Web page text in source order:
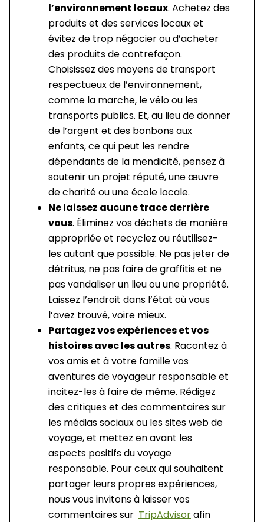
l’environnement locaux. Achetez des
produits et des services locaux et
évitez de trop négocier ou d’acheter
des produits de contrefaçon.
Choisissez des moyens de transport
respectueux de l’environnement,
comme la marche, le vélo ou les
transports publics. Et, au lieu de donner
de l’argent et des bonbons aux
enfants, ce qui peut les rendre
dépendants de la mendicité, pensez à
soutenir un projet réputé, une œuvre
de charité ou une école locale.
Ne laissez aucune trace derrière
vous. Éliminez vos déchets de manière
appropriée et recyclez ou réutilisez-
les autant que possible. Ne pas jeter de
détritus, ne pas faire de graffitis et ne
pas vandaliser un lieu ou une propriété.
Laissez l’endroit dans l’état où vous
l’avez trouvé, voire mieux.
Partagez vos expériences et vos
histoires avec les autres. Racontez à
vos amis et à votre famille vos
aventures de voyageur responsable et
incitez-les à faire de même. Rédigez
des critiques et des commentaires sur
les médias sociaux ou les sites web de
voyage, et mettez en avant les
aspects positifs du voyage
responsable. Pour ceux qui souhaitent
partager leurs propres expériences,
nous vous invitons à laisser vos
commentaires sur TripAdvisorafin